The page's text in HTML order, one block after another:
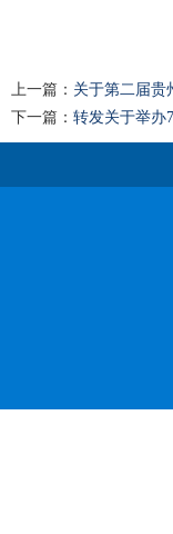
上一篇： 关于第二届贵
下一篇： 转发关于举办